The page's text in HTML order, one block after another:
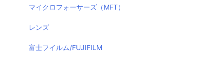
マイクロフォーサーズ（MFT）
レンズ
富士フイルム/FUJIFILM